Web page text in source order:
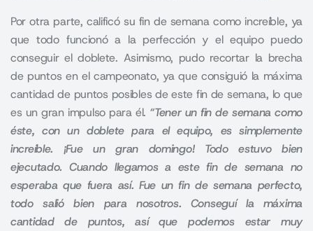
Por otra parte, calificó su fin de semana como increíble, ya
que todo funcionó a la perfección y el equipo puedo
conseguir el doblete. Asimismo, pudo recortar la brecha
de puntos en el campeonato, ya que consiguió la máxima
cantidad de puntos posibles de este fin de semana, lo que
es un gran impulso para él. “Tener un fin de semana como
éste, con un doblete para el equipo, es simplemente
increíble. ¡Fue un gran domingo! Todo estuvo bien
ejecutado. Cuando llegamos a este fin de semana no
esperaba que fuera así. Fue un fin de semana perfecto,
todo salió bien para nosotros. Conseguí la máxima
cantidad de puntos, así que podemos estar muy